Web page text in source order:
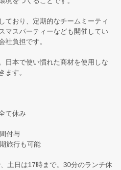
ており、定期的なチームミーティ
マスパーティーなども開催してい
社負担です。
日本で使い慣れた商材を使用しな
ます。
て休み
付与
旅行も可能
土日は17時まで。30分のランチ休